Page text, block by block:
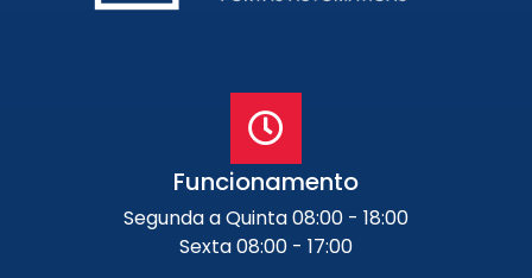
Funcionamento
Segunda a Quinta 08:00 - 18:00
Sexta 08:00 - 17:00